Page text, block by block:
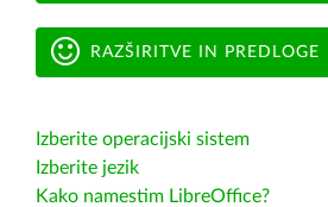
RAZŠIRITVE IN PREDLOGE
Izberite operacijski sistem
Izberite jezik
Kako namestim LibreOffice?